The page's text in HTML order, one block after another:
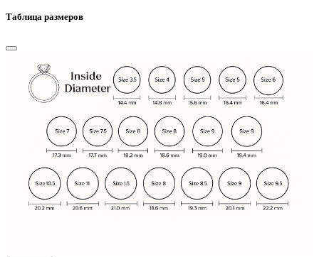
Таблица размеров